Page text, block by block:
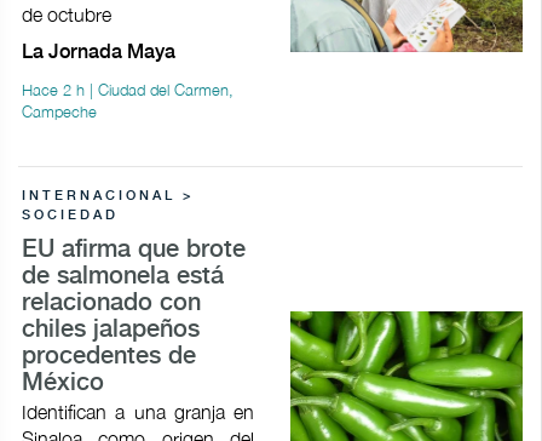
de octubre
La Jornada Maya
Hace 2 h | Ciudad del Carmen,
Campeche
INTERNACIONAL >
SOCIEDAD
EU afirma que brote
de salmonela está
relacionado con
chiles jalapeños
procedentes de
México
Identifican a una granja en